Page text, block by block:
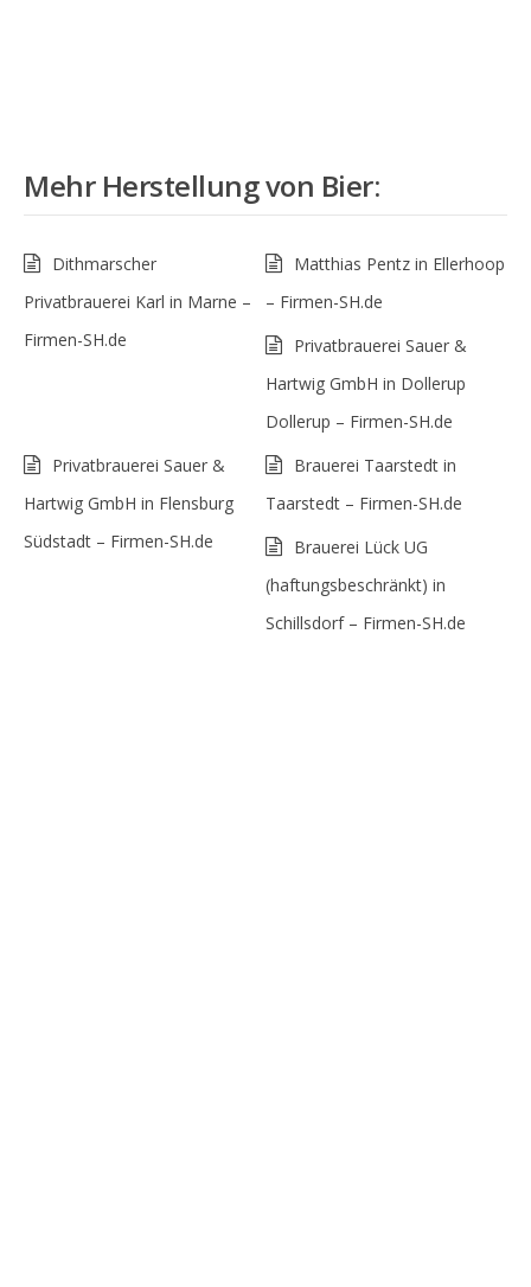
Mehr Herstellung von Bier:
Dithmarscher
Privatbrauerei Karl in Marne –
Firmen-SH.de
Matthias Pentz in Ellerhoop
– Firmen-SH.de
Privatbrauerei Sauer &
Hartwig GmbH in Dollerup
Dollerup – Firmen-SH.de
Privatbrauerei Sauer &
Hartwig GmbH in Flensburg
Südstadt – Firmen-SH.de
Brauerei Taarstedt in
Taarstedt – Firmen-SH.de
Brauerei Lück UG
(haftungsbeschränkt) in
Schillsdorf – Firmen-SH.de